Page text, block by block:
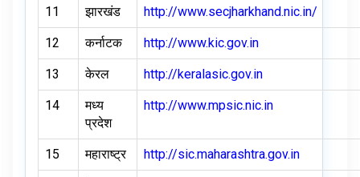
11 झारखंड http://www.secjharkhand.nic.in/
12 कर्नाटक http://www.kic.gov.in
13 केरल http://keralasic.gov.in
14
मध्य
प्रदेश
http://www.mpsic.nic.in
15 महाराष्ट्र http://sic.maharashtra.gov.in